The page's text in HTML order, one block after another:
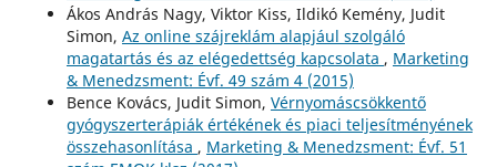
Ákos András Nagy, Viktor Kiss, Ildikó Kemény, Judit
Simon, Az online szájreklám alapjául szolgáló
magatartás és az elégedettség kapcsolata , Marketing
& Menedzsment: Évf. 49 szám 4 (2015)
Bence Kovács, Judit Simon, Vérnyomáscsökkentő
gyógyszerterápiák értékének és piaci teljesítményének
összehasonlítása , Marketing & Menedzsment: Évf. 51